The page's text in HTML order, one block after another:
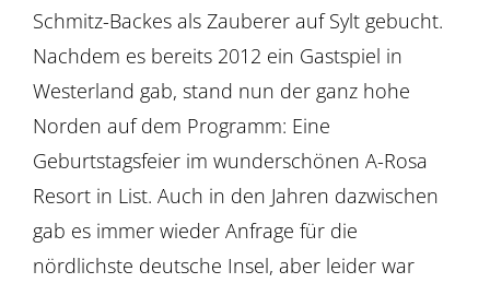
Schmitz-Backes als Zauberer auf Sylt gebucht.
Nachdem es bereits 2012 ein Gastspiel in
Westerland gab, stand nun der ganz hohe
Norden auf dem Programm: Eine
Geburtstagsfeier im wunderschönen A-Rosa
Resort in List. Auch in den Jahren dazwischen
gab es immer wieder Anfrage für die
nördlichste deutsche Insel, aber leider war